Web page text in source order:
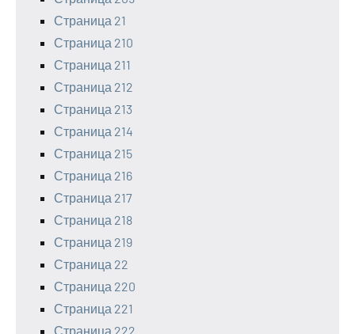
Страница 21
Страница 210
Страница 211
Страница 212
Страница 213
Страница 214
Страница 215
Страница 216
Страница 217
Страница 218
Страница 219
Страница 22
Страница 220
Страница 221
Страница 222